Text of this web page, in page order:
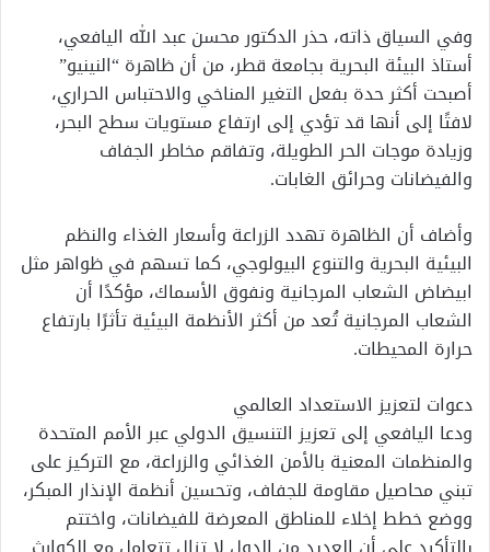
وفي السياق ذاته، حذر الدكتور محسن عبد الله اليافعي،
أستاذ البيئة البحرية بجامعة قطر، من أن ظاهرة “النينيو”
أصبحت أكثر حدة بفعل التغير المناخي والاحتباس الحراري،
لافتًا إلى أنها قد تؤدي إلى ارتفاع مستويات سطح البحر،
وزيادة موجات الحر الطويلة، وتفاقم مخاطر الجفاف
والفيضانات وحرائق الغابات.
وأضاف أن الظاهرة تهدد الزراعة وأسعار الغذاء والنظم
البيئية البحرية والتنوع البيولوجي، كما تسهم في ظواهر مثل
ابيضاض الشعاب المرجانية ونفوق الأسماك، مؤكدًا أن
الشعاب المرجانية تُعد من أكثر الأنظمة البيئية تأثرًا بارتفاع
حرارة المحيطات.
دعوات لتعزيز الاستعداد العالمي
ودعا اليافعي إلى تعزيز التنسيق الدولي عبر الأمم المتحدة
والمنظمات المعنية بالأمن الغذائي والزراعة، مع التركيز على
تبني محاصيل مقاومة للجفاف، وتحسين أنظمة الإنذار المبكر،
ووضع خطط إخلاء للمناطق المعرضة للفيضانات، واختتم